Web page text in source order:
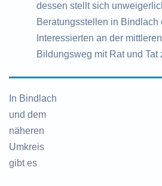
dessen stellt sich
Beratungsstellen in Bindlach
Interessierten an der
Bildungsweg mit Rat und Tat
In Bindlach
und dem
näheren
Umkreis
gibt es